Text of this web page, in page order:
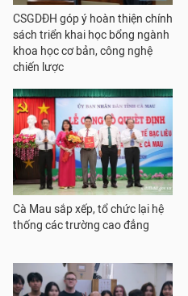
CSGDĐH góp ý hoàn thiện chính
sách triển khai học bổng ngành
khoa học cơ bản, công nghệ
chiến lược
Cà Mau sắp xếp, tổ chức lại hệ
thống các trường cao đẳng